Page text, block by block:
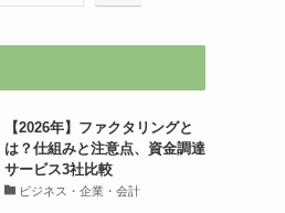
【2026年】ファクタリングと
は？仕組みと注意点、資金調達
サービス3社比較
ビジネス・企業・会計